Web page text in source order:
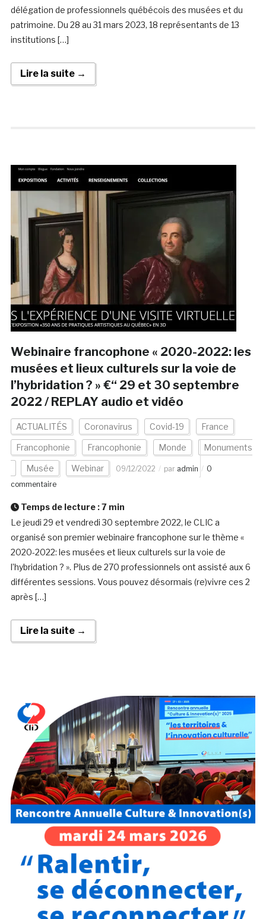
délégation de professionnels québécois des musées et du
patrimoine. Du 28 au 31 mars 2023, 18 représentants de 13
institutions […]
Lire la suite →
Webinaire francophone « 2020-2022: les
musées et lieux culturels sur la voie de
l’hybridation ? » €“ 29 et 30 septembre
2022 / REPLAY audio et vidéo
ACTUALITÉS Coronavirus Covid-19 France
Francophonie Francophonie Monde Monuments
Musée Webinar 09/12/2022 par admin
0
commentaire
Temps de lecture :7 min
Le jeudi 29 et vendredi 30 septembre 2022, le CLIC a
organisé son premier webinaire francophone sur le thème «
2020-2022: les musées et lieux culturels sur la voie de
l’hybridation ? ». Plus de 270 professionnels ont assisté aux 6
différentes sessions. Vous pouvez désormais (re)vivre ces 2
après […]
Lire la suite →